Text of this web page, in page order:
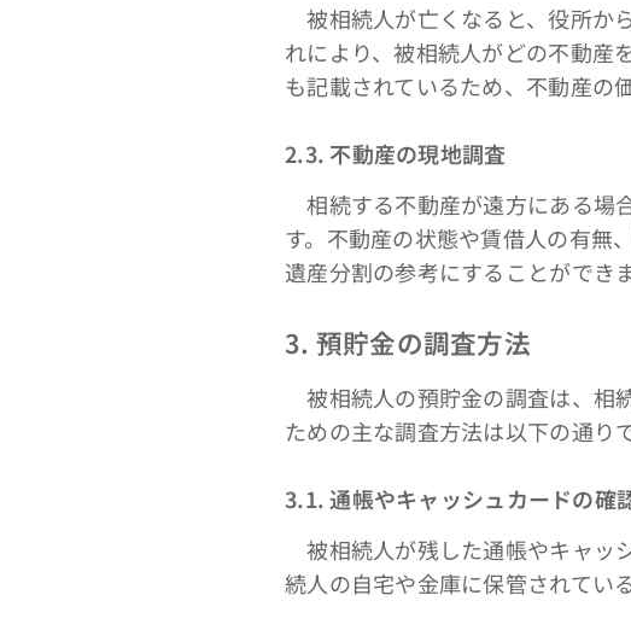
被相続人が亡くなると、役所か
れにより、被相続人がどの不動産
も記載されているため、不動産の
2.3. 不動産の現地調査
相続する不動産が遠方にある場
す。不動産の状態や賃借人の有無
遺産分割の参考にすることができま
3. 預貯金の調査方法
被相続人の預貯金の調査は、相
ための主な調査方法は以下の通りで
3.1. 通帳やキャッシュカードの確
被相続人が残した通帳やキャッ
続人の自宅や金庫に保管されてい